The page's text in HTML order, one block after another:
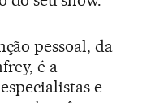
pessoal, da
é a
e